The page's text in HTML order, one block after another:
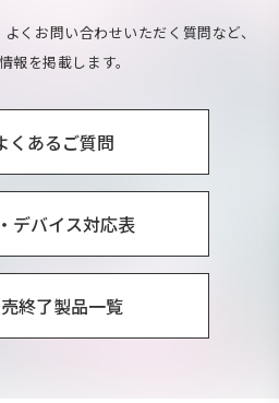
くお問い合わせいただく質問など、
報を掲載します。
くあるご質問
デバイス対応表
終了製品一覧